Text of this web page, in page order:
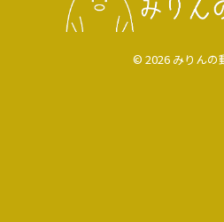
© 2026 みりんの